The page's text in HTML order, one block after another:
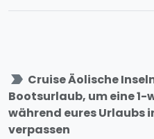
label_important Cruise Äolische
Bootsurlaub, um eine
während eures Urlaubs
verpassen